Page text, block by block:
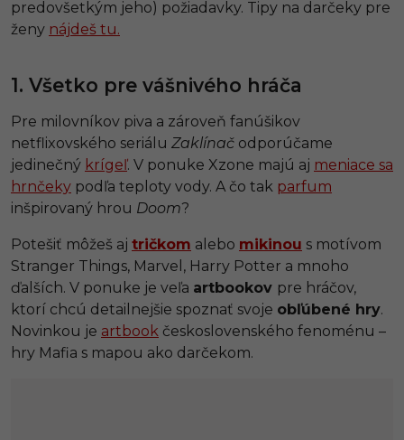
predovšetkým jeho) požiadavky. Tipy na darčeky pre
ženy nájdeš tu.
1. Všetko pre vášnivého hráča
Pre milovníkov piva a zároveň fanúšikov
netflixovského seriálu Zaklínač odporúčame
jedinečný krígeľ. V ponuke Xzone majú aj meniace sa
hrnčeky podľa teploty vody. A čo tak parfum
inšpirovaný hrou Doom?
Potešiť môžeš aj tričkom alebo mikinou s motívom
Stranger Things, Marvel, Harry Potter a mnoho
ďalších. V ponuke je veľa artbookov pre hráčov,
ktorí chcú detailnejšie spoznať svoje obľúbené hry.
Novinkou je artbook československého fenoménu –
hry Mafia s mapou ako darčekom.